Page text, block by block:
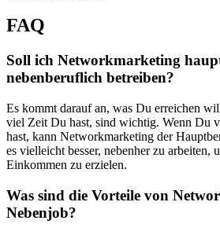
FAQ
Soll ich Networkmarketing
nebenberuflich betreiben?
Es kommt darauf an, was Du erreichen
viel Zeit Du hast, sind wichtig. Wenn Du
hast, kann Networkmarketing der
es vielleicht besser, nebenher zu arbeiten,
Einkommen zu erzielen.
Was sind die Vorteile von
Nebenjob?